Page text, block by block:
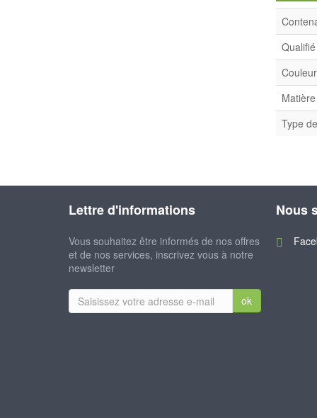
Couleur
Matière
Type
Lettre d'informations
Vous souhaitez être informés de nos offres
et de nos services, inscrivez vous à notre
newsletter
ok
Nous